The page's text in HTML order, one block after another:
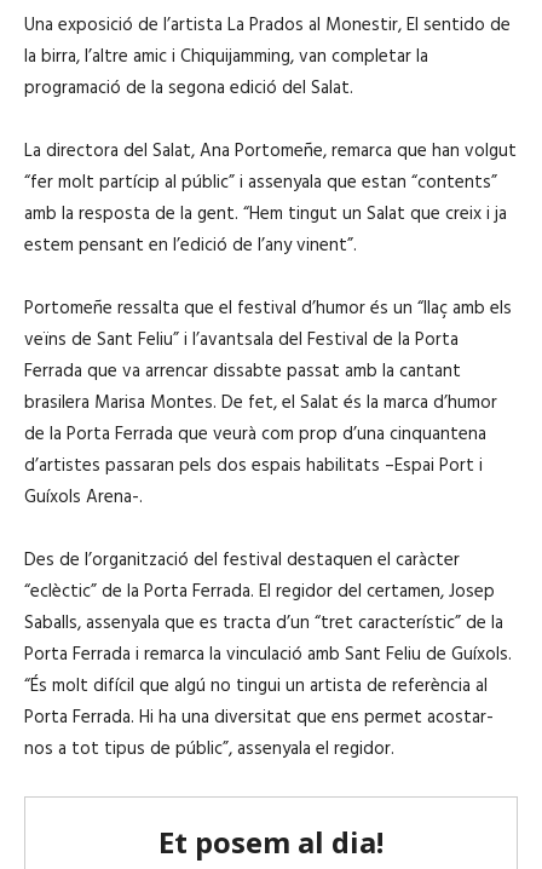
Una exposició de l’artista La Prados al Monestir, El sentido de
la birra, l’altre amic i Chiquijamming, van completar la
programació de la segona edició del Salat.
La directora del Salat, Ana Portomeñe, remarca que han volgut
“fer molt partícip al públic” i assenyala que estan “contents”
amb la resposta de la gent. “Hem tingut un Salat que creix i ja
estem pensant en l’edició de l’any vinent”.
Portomeñe ressalta que el festival d’humor és un “llaç amb els
veïns de Sant Feliu” i l’avantsala del Festival de la Porta
Ferrada que va arrencar dissabte passat amb la cantant
brasilera Marisa Montes. De fet, el Salat és la marca d’humor
de la Porta Ferrada que veurà com prop d’una cinquantena
d’artistes passaran pels dos espais habilitats –Espai Port i
Guíxols Arena-.
Des de l’organització del festival destaquen el caràcter
“eclèctic” de la Porta Ferrada. El regidor del certamen, Josep
Saballs, assenyala que es tracta d’un “tret característic” de la
Porta Ferrada i remarca la vinculació amb Sant Feliu de Guíxols.
“És molt difícil que algú no tingui un artista de referència al
Porta Ferrada. Hi ha una diversitat que ens permet acostar-
nos a tot tipus de públic”, assenyala el regidor.